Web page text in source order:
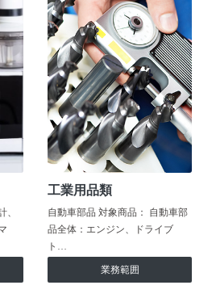
、
工業用品類
自動車部品 対象商品： 自動車部
品全体：エンジン、ドライブ
ト…
業務範囲